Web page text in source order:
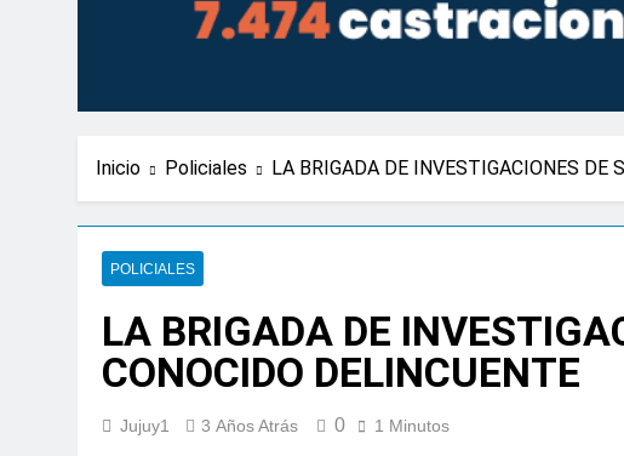
Inicio Policiales LA BRIGADA DE INVESTIGACIONES DE
POLICIALES
LA BRIGADA DE
CONOCIDO DELINCUENTE
Jujuy1 3 Años Atrás 0 1 Minutos